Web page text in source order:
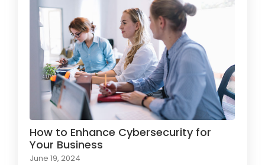
How to Enhance Cybersecurity for
Your Business
June 19, 2024